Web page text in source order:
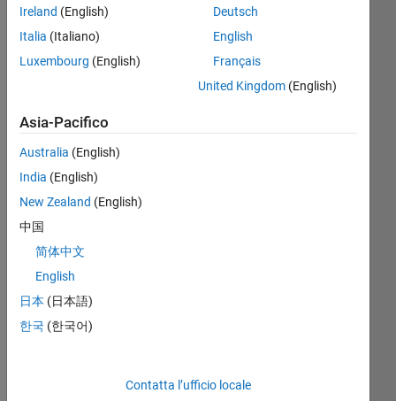
commenti
meno
recenti
no of
cases.PNG
Capture.PNG
am
wor
on
foll
Ireland (English)
Italia (Italiano)
Luxembourg (English)
Deutsch
English
Français
United Kingdom(English)
Asia-Pacifico
Australia (English)
India (English)
New Zealand (English)
中国
简体中文
English
日本 (日本語)
한국 (한국어)
Contatta l’ufficio locale